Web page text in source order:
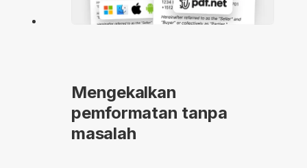
Mengekalkan
pemformatan tanpa
masalah